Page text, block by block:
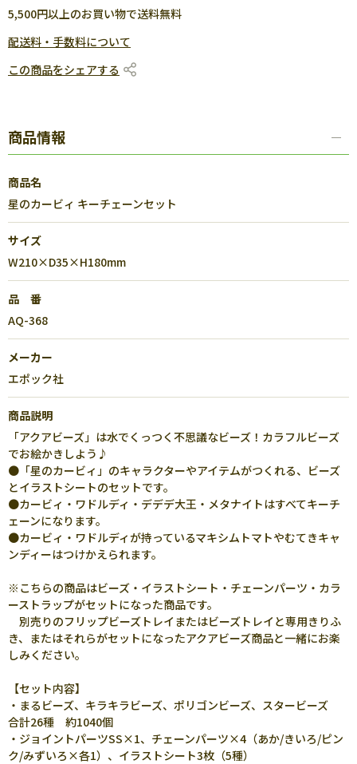
5,500円以上のお買い物で送料無料
配送料・手数料について
この商品をシェアする
商品情報
商品名
星のカービィ キーチェーンセット
サイズ
W210×D35×H180mm
品 番
AQ-368
メーカー
エポック社
商品説明
「アクアビーズ」は水でくっつく不思議なビーズ！カラフルビーズ
でお絵かきしよう♪
●「星のカービィ」のキャラクターやアイテムがつくれる、ビーズ
とイラストシートのセットです。
●カービィ・ワドルディ・デデデ大王・メタナイトはすべてキーチ
ェーンになります。
●カービィ・ワドルディが持っているマキシムトマトやむてきキャ
ンディーはつけかえられます。
※こちらの商品はビーズ・イラストシート・チェーンパーツ・カラ
ーストラップがセットになった商品です。
別売りのフリップビーズトレイまたはビーズトレイと専用きりふ
き、またはそれらがセットになったアクアビーズ商品と一緒にお楽
しみください。
【セット内容】
・まるビーズ、キラキラビーズ、ポリゴンビーズ、スタービーズ
合計26種 約1040個
・ジョイントパーツSS×1、チェーンパーツ×4（あか/きいろ/ピン
ク/みずいろ×各1）、イラストシート3枚（5種）